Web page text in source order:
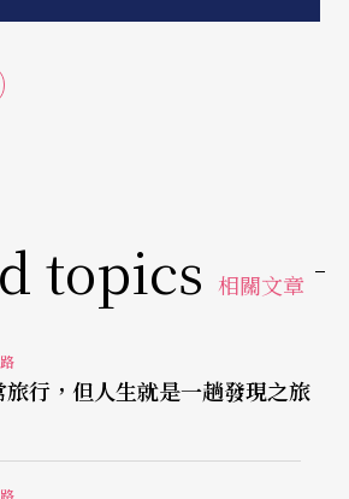
選擇吞下紅藥丸或藍藥丸？前
激昂的歌聲中，只是以黑色取
men!
topics 相關文章
旅行，但人生就是一趟發現之旅